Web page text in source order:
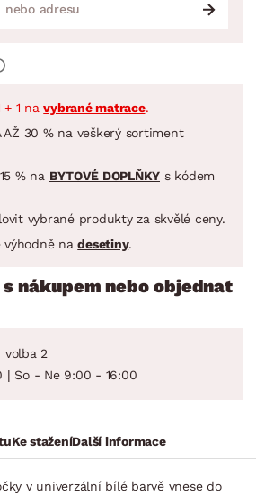
+ 1 navybrané matrace.
AŽ 30 % na veškerý sortiment
% na BYTOVÉ DOPLŇKY s kódem
vybrané produkty za skvělé ceny.
výhodně nadesetiny.
nákupem nebo objednat
volba 2
| So - Ne 9:00 - 16:00
Ke staženíDalší informace
v univerzální bílé barvě vnese do